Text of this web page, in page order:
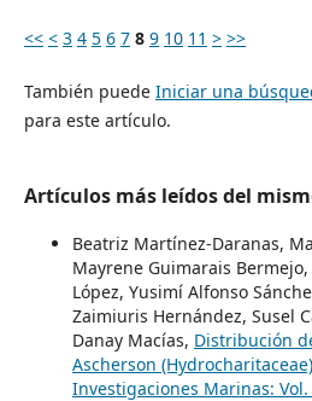
<< < 3 4 5 6 7 8 9 10 11 > >>
También puede Iniciar una
para este artículo.
Artículos más leídos del
Beatriz Martínez-Daranas,
Mayrene Guimarais
López, Yusimí Alfonso
Zaimiuris Hernández, Susel
Danay Macías, Distribución
Ascherson
Investigaciones Marinas: